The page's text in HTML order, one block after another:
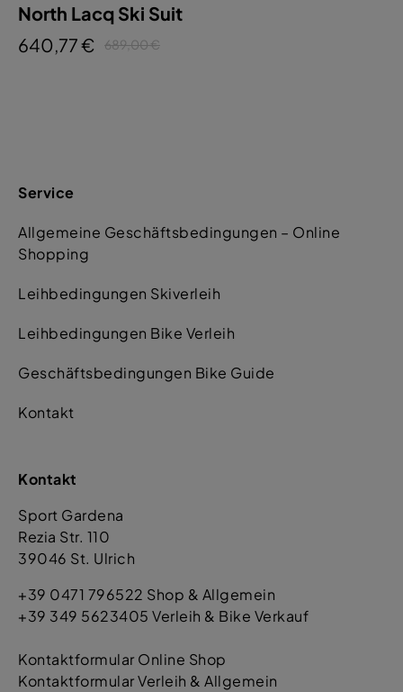
North Lacq Ski Suit
640,77 €
689,00 €
Service
Allgemeine Geschäftsbedingungen – Online
Shopping
Leihbedingungen Skiverleih
Leihbedingungen Bike Verleih
Geschäftsbedingungen Bike Guide
Kontakt
Kontakt
Sport Gardena
Rezia Str. 110
39046 St. Ulrich
+39 0471 796522 Shop & Allgemein
+39 349 5623405 Verleih & Bike Verkauf
Kontaktformular Online Shop
Kontaktformular Verleih & Allgemein